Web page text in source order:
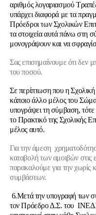
αριθμός λογαριασμού
υπάρχει διαφορά με τα
Πρόεδροι των Σχολικών
τα στοιχεία αυτά πάνω στη
μονογράψουν και να
Σας επισημαίνουμε ότι δεν
του ποσού.
Σε περίπτωση που η Σχολική
κάποιο άλλο μέλος του
υπογράψει τη σύμβαση,
το Πρακτικό της Σχολικής
μέλος αυτό.
Για την άμεση
καταβολή των αμοιβών στις
παρακαλούμε για την χωρίς
συμβάσεων.
6.Μετά την υπογραφή των
τον Πρόεδρο Δ.Σ. του